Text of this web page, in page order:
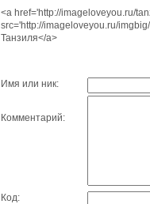
<a href='http://imageloveyou.ru/
src='http://imageloveyou.ru/
Танзиля</a>
Имя или ник:
Комментарий:
Код: